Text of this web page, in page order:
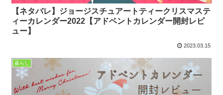
【ネタバレ】ジョージスチュアートティークリスマステ
ィーカレンダー2022【アドベントカレンダー開封レビ
ュー】
2023.03.15
暮らし